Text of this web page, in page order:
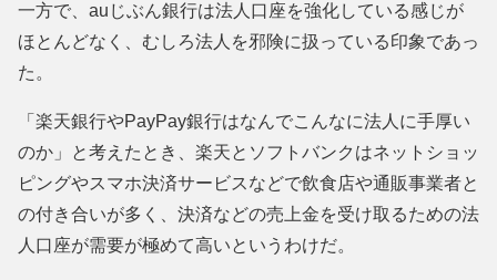
一方で、auじぶん銀行は法人口座を強化している感じが
ほとんどなく、むしろ法人を邪険に扱っている印象であっ
た。
「楽天銀行やPayPay銀行はなんでこんなに法人に手厚い
のか」と考えたとき、楽天とソフトバンクはネットショッ
ピングやスマホ決済サービスなどで飲食店や通販事業者と
の付き合いが多く、決済などの売上金を受け取るための法
人口座が需要が極めて高いというわけだ。